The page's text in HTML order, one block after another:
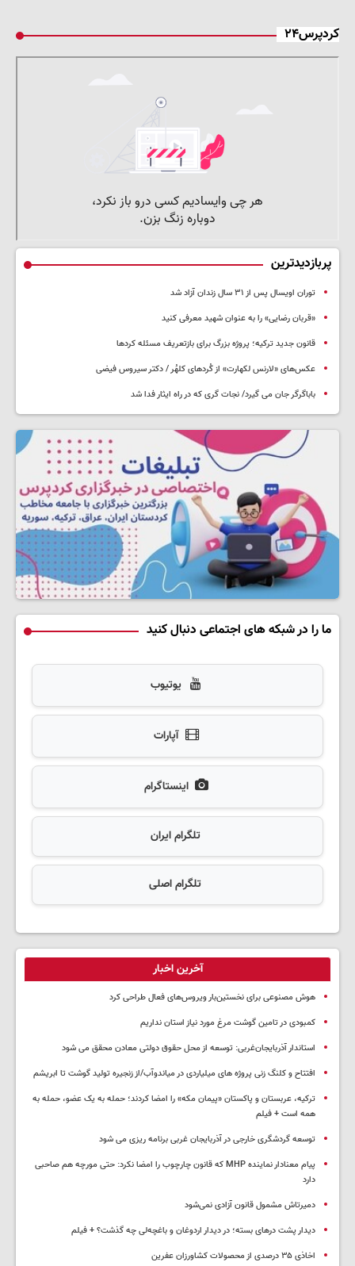
کردپرس۲۴
پربازدیدترین
توران اویسال پس از ۳۱ سال زندان آزاد شد
«قربان رضایی» را به عنوان شهید معرفی کنید
قانون جدید ترکیه؛ پروژه بزرگ‌ برای بازتعریف مسئله کردها
عکس‌های «لارنس لکهارت» از کُردهای کلهُر / دکتر سیروس فیضی
باباگرگر جان می گیرد/ نجات گری که در راه ایثار فدا شد
ما را در شبکه های اجتماعی دنبال کنید
یوتیوب
آپارات
اینستاگرام
تلگرام ایران
تلگرام اصلی
آخرین اخبار
هوش مصنوعی برای نخستین‌بار ویروس‌های فعال طراحی کرد
کمبودی در تامین گوشت مرغ مورد نیاز استان نداریم
استاندار آذربایجان‌غربی: توسعه از محل حقوق دولتی معادن محقق می شود
افتتاح و کلنگ زنی پروژه های میلیاردی در میاندوآب/از زنجیره تولید گوشت تا ابریشم
ترکیه، عربستان و پاکستان «پیمان مکه» را امضا کردند؛ حمله به یک عضو، حمله به
همه است + فیلم
توسعه گردشگری خارجی در آذربایجان غربی برنامه ریزی می شود
پیام معنادار نماینده MHP که قانون چارچوب را امضا نکرد: حتی مورچه هم صاحبی
دارد
دمیرتاش مشمول قانون آزادی نمی‌شود
دیدار پشت درهای بسته؛ در دیدار اردوغان و باغچه‌لی چه گذشت؟ + فیلم
اخاذی ۳۵ درصدی از محصولات کشاورزان عفرین